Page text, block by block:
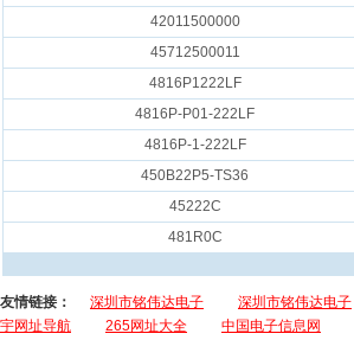
42011500000
45712500011
4816P1222LF
4816P-P01-222LF
4816P-1-222LF
450B22P5-TS36
45222C
481R0C
友情链接： 深圳市铭伟达电子 深圳市铭伟达电子
宇网址导航
265网址大全 中国电子信息网